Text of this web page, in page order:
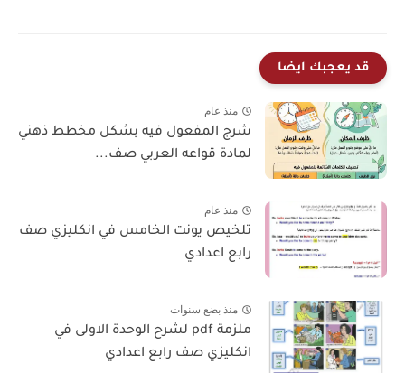
قد يعجبك ايضا
منذ عام
شرج المفعول فيه بشكل مخطط ذهني
لمادة قواعه العربي صف...
منذ عام
تلخيص يونت الخامس في انكليزي صف
رابع اعدادي
منذ بضع سنوات
ملزمة pdf لشرح الوحدة الاولى في
انكليزي صف رابع اعدادي